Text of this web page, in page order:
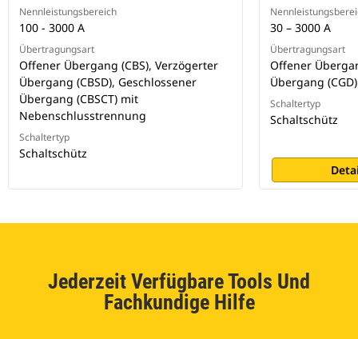
Nennleistungsbereich
100 - 3000 A
Übertragungsart
Offener Übergang (CBS), Verzögerter
Übergang (CBSD), Geschlossener
Übergang (CBSCT) mit
Nebenschlusstrennung
Schaltertyp
Schaltschütz
30 – 3000 A
Übertragungsart
Offener
Übergang (CGD)
Schaltertyp
Schaltschütz
Jederzeit Verfügbare Tools Und
Fachkundige Hilfe